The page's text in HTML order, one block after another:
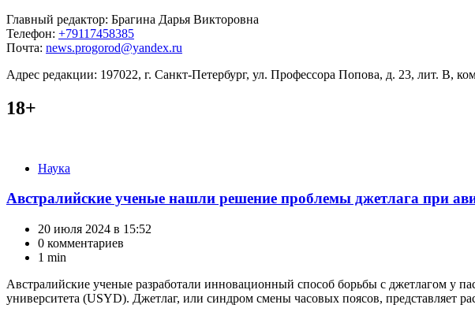
Главный редактор: Брагина Дарья Викторовна
Телефон: +79117458385
Почта: news.progorod@yandex.ru
Адрес редакции: 197022, г. Санкт-Петербург, ул. Профессора Попова, д. 23, лит. В,
18+
Категории
Наука
Австралийские ученые нашли решение проблемы джетлага при
20 июля 2024 в 15:52
0 комментариев
1 min
Австралийские ученые разработали инновационный способ борьбы с джетлагом у
университета (USYD). Джетлаг, или синдром смены часовых поясов, представляет